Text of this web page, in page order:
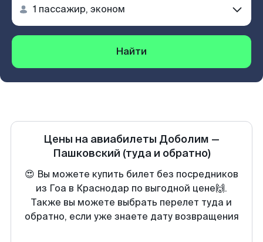
Найти
Цены на авиабилеты Доболим —
Пашковский (туда и обратно)
😍 Вы можете купить билет без посредников
из Гоа в Краснодар по выгодной цене🙌.
Также вы можете выбрать перелет туда и
обратно, если уже знаете дату возвращения